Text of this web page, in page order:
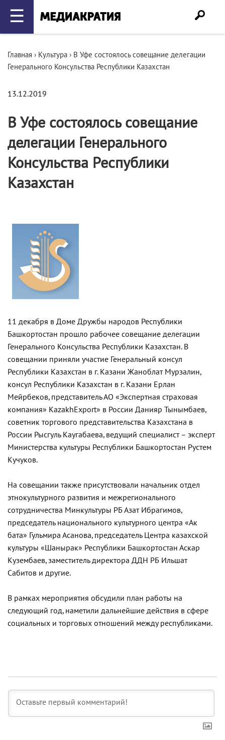
☰
Главная › Культура › В Уфе состоялось совещание делегации
Генерального Консульства Республики Казахстан
13.12.2019
В Уфе состоялось совещание
делегации Генерального
Консульства Республики
Казахстан
11 декабря в Доме Дружбы народов Республики
Башкортостан прошло рабочее совещание делегации
Генерального Консульства Республики Казахстан. В
совещании приняли участие Генеральный консул
Республики Казахстан в г. Казани Жаноблат Мурзалин,
консул Республики Казахстан в г. Казани Ерлан
Мейрбеков, представитель АО «Экспертная страховая
компания» KazakhExport» в России Данияр Тынымбаев,
советник торгового представительства Казахстана в
России Рысгуль Каугабаева, ведущий специалист – эксперт
Министерства культуры Республики Башкортостан Рустем
Кучуков.
На совещании также присутствовали начальник отдел
этнокультурного развития и межрегионального
сотрудничества Минкультуры РБ Азат Ибрагимов,
председатель национального культурного центра «Ак
бата» Гульмира Асанова, председатель Центра казахской
культуры «Шанырак» Республики Башкортостан Аскар
Кузембаев, заместитель директора ДДН РБ Ильшат
Сабитов и другие.
В рамках мероприятия обсудили план работы на
следующий год, наметили дальнейшие действия в сфере
социальных и торговых отношений между республиками.